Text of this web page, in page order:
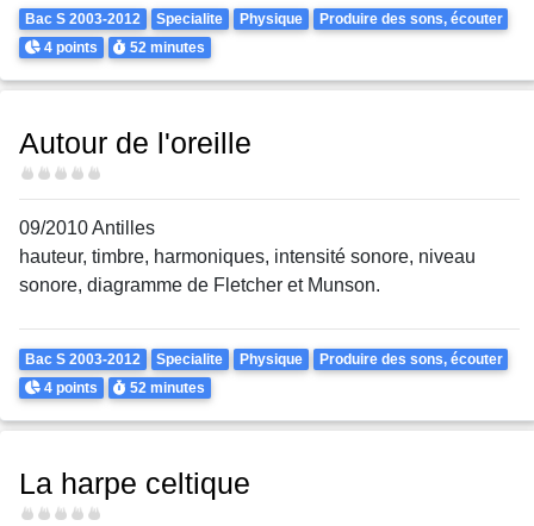
Theme
Bac S 2003-2012 Specialite Physique Produire des sons, écouter
Points
4 points Durée
52 minutes
Autour de l'oreille
Difficulté
09/2010 Antilles
hauteur, timbre, harmoniques, intensité sonore, niveau
sonore, diagramme de Fletcher et Munson.
Theme
Bac S 2003-2012 Specialite Physique Produire des sons, écouter
Points
4 points Durée
52 minutes
La harpe celtique
Difficulté